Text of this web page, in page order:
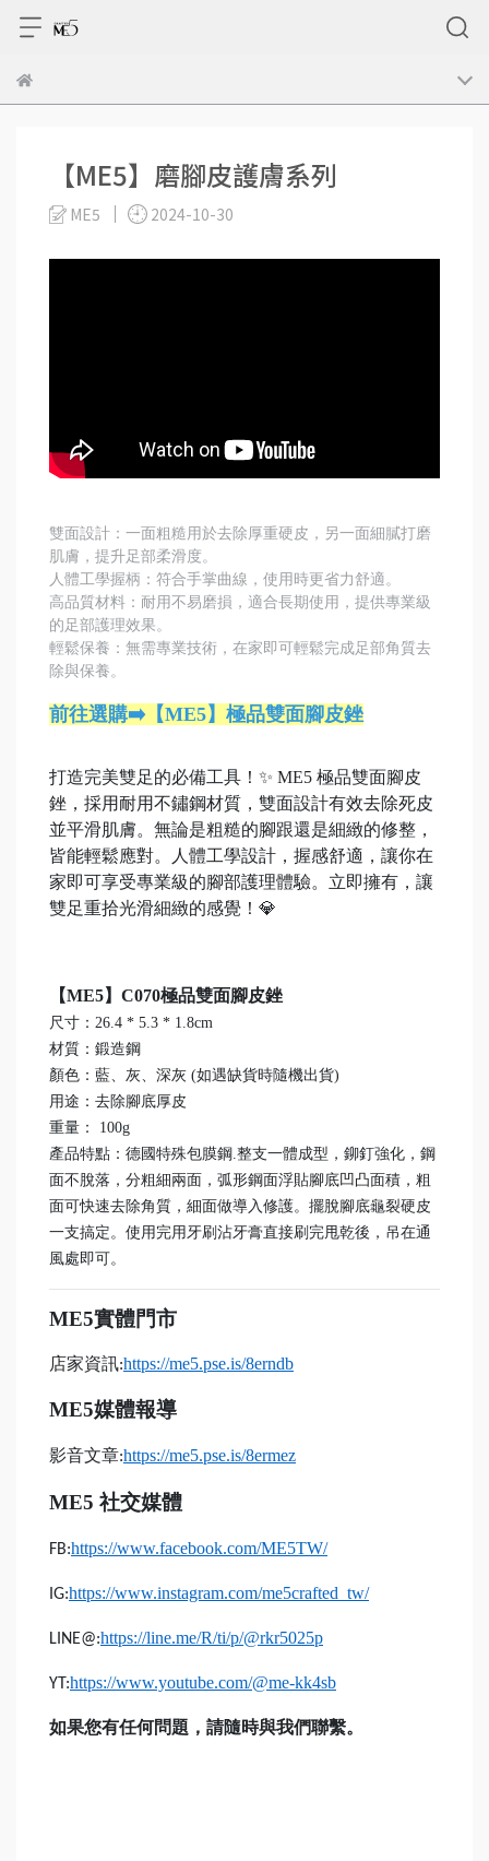
【ME5】磨腳皮護膚系列
ME5 2024-10-30
雙面設計：一面粗糙用於去除厚重硬皮，另一面細膩打磨
肌膚，提升足部柔滑度。
人體工學握柄：符合手掌曲線，使用時更省力舒適。
高品質材料：耐用不易磨損，適合長期使用，提供專業級
的足部護理效果。
輕鬆保養：無需專業技術，在家即可輕鬆完成足部角質去
除與保養。
前往選購➡️【ME5】極品雙面腳皮銼
打造完美雙足的必備工具！✨ ME5 極品雙面腳皮
銼，採用耐用不鏽鋼材質，雙面設計有效去除死皮
並平滑肌膚。無論是粗糙的腳跟還是細緻的修整，
皆能輕鬆應對。人體工學設計，握感舒適，讓你在
家即可享受專業級的腳部護理體驗。立即擁有，讓
雙足重拾光滑細緻的感覺！💎
【ME5】C070極品雙面腳皮銼
尺寸：26.4 * 5.3 * 1.8cm
材質：鍛造鋼
顏色：藍、灰、深灰 (如遇缺貨時隨機出貨)
用途：去除腳底厚皮
重量： 100g
產品特點：德國特殊包膜鋼.整支一體成型，鉚釘強化，鋼
面不脫落，分粗細兩面，弧形鋼面浮貼腳底凹凸面積，粗
面可快速去除角質，細面做導入修護。擺脫腳底龜裂硬皮
一支搞定。使用完用牙刷沾牙膏直接刷完甩乾後，吊在通
風處即可。
ME5實體門市
店家資訊:https://me5.pse.is/8erndb
ME5媒體報導
影音文章:https://me5.pse.is/8ermez
ME5 社交媒體
FB:https://www.facebook.com/ME5TW/
IG:https://www.instagram.com/me5crafted_tw/
LINE@:https://line.me/R/ti/p/@rkr5025p
YT:https://www.youtube.com/@me-kk4sb
如果您有任何問題，請隨時與我們聯繫。